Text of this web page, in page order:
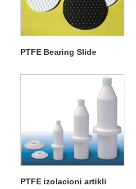
PTFE Bearing Slide
PTFE izolacioni artikli